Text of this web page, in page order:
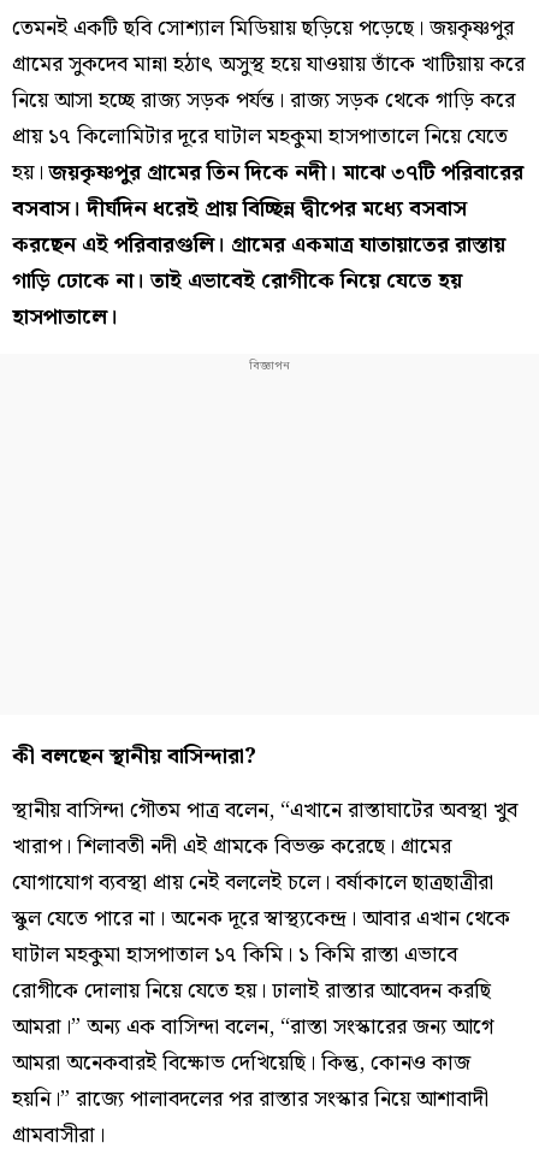
তেমনই একটি ছবি সোশ্যাল মিডিয়ায় ছড়িয়ে পড়েছে। জয়কৃষ্ণপুর
গ্রামের সুকদেব মান্না হঠাৎ অসুস্থ হয়ে যাওয়ায় তাঁকে খাটিয়ায় করে
নিয়ে আসা হচ্ছে রাজ্য সড়ক পর্যন্ত। রাজ্য সড়ক থেকে গাড়ি করে
প্রায় ১৭ কিলোমিটার দূরে ঘাটাল মহকুমা হাসপাতালে নিয়ে যেতে
হয়।জয়কৃষ্ণপুর গ্রামের তিন দিকে নদী। মাঝে ৩৭টি পরিবারের
বসবাস। দীর্ঘদিন ধরেই প্রায় বিচ্ছিন্ন দ্বীপের মধ্যে বসবাস
করছেন এই পরিবারগুলি। গ্রামের একমাত্র যাতায়াতের রাস্তায়
গাড়ি ঢোকে না। তাই এভাবেই রোগীকে নিয়ে যেতে হয়
হাসপাতালে।
কী বলছেন স্থানীয় বাসিন্দারা?
স্থানীয় বাসিন্দা গৌতম পাত্র বলেন, “এখানে রাস্তাঘাটের অবস্থা খুব
খারাপ। শিলাবতী নদী এই গ্রামকে বিভক্ত করেছে। গ্রামের
যোগাযোগ ব্যবস্থা প্রায় নেই বললেই চলে। বর্ষাকালে ছাত্রছাত্রীরা
স্কুল যেতে পারে না। অনেক দূরে স্বাস্থ্যকেন্দ্র। আবার এখান থেকে
ঘাটাল মহকুমা হাসপাতাল ১৭ কিমি। ১ কিমি রাস্তা এভাবে
রোগীকে দোলায় নিয়ে যেতে হয়। ঢালাই রাস্তার আবেদন করছি
আমরা।” অন্য এক বাসিন্দা বলেন, “রাস্তা সংস্কারের জন্য আগে
আমরা অনেকবারই বিক্ষোভ দেখিয়েছি। কিন্তু, কোনও কাজ
হয়নি।” রাজ্যে পালাবদলের পর রাস্তার সংস্কার নিয়ে আশাবাদী
গ্রামবাসীরা।